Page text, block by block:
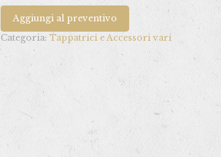
Aggiungi al preventivo
Categoria:Tappatrici e Accessori vari